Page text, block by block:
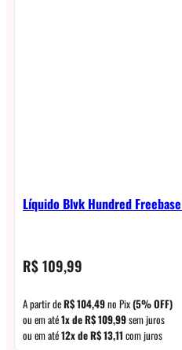
Líquido Blvk Hundred
R$109,99
A partir deR$104,49no Pix(5% OFF)
ou em até1x deR$109,99sem juros
ou em até12x deR$13,11 com juros